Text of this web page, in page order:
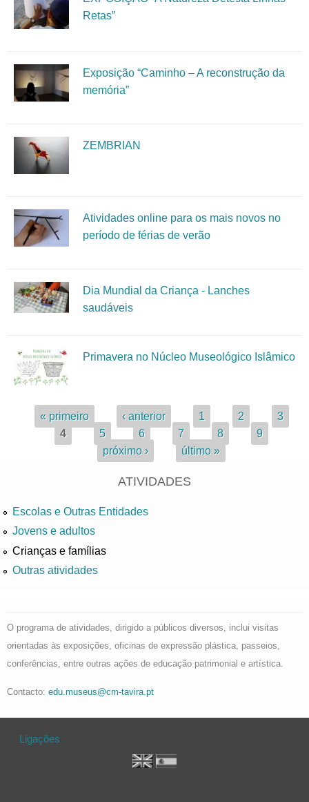
Retas”
Exposição “Caminho – A reconstrução da
memória”
ZEMBRIAN
Atividades online para os mais novos no
período de férias de verão
Dia Mundial da Criança - Lanches
saudáveis
Primavera no Núcleo Museológico Islâmico
Páginas« primeiro ‹ anterior 1 2
3
4
5 6 7 8
9
próximo ›
último »
ATIVIDADES
Escolas e Outras Entidades
Jovens e adultos
Crianças e famílias
Outras atividades
O programa de atividades, dirigido a públicos diversos, inclui visitas
orientadas às exposições, oficinas de expressão plástica, passeios,
conferências, entre outras ações de educação patrimonial e artística.
Contacto: edu.museus@cm-tavira.pt
Ligações